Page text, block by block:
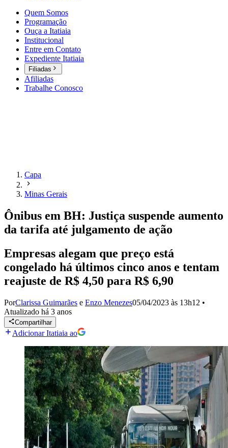
Quem Somos
Programação
Ouça a Itatiaia
Institucional
Entre em Contato
Expediente Itatiaia
Filiadas
Afiliadas
Trabalhe Conosco
Capa
Minas Gerais
Ônibus em BH: Justiça suspende aumento
da tarifa até julgamento de ação
Empresas alegam que preço está
congelado há últimos cinco anos e tentam
reajuste de R$ 4,50 para R$ 6,90
PorClarissa Guimarães e Enzo Menezes05/04/2023 às 13h12 •
Atualizado há 3 anos
Compartilhar
Adicionar Itatiaia ao